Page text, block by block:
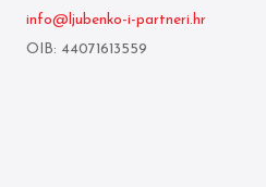
info@ljubenko-i-partneri.hr
OIB: 44071613559